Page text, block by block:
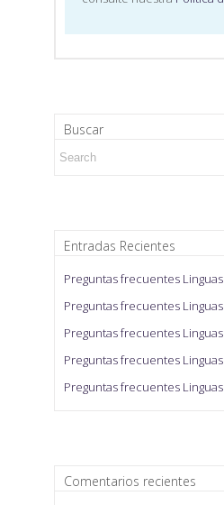
Buscar
Entradas Recientes
Preguntas frecuentes
Preguntas frecuentes
Preguntas frecuentes
Preguntas frecuentes
Preguntas frecuentes
Comentarios recientes